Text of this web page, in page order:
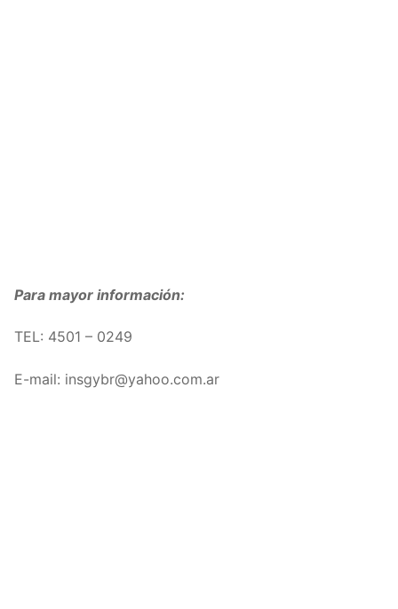
Para mayor información:
TEL: 4501 – 0249
E-mail: insgybr@yahoo.com.ar